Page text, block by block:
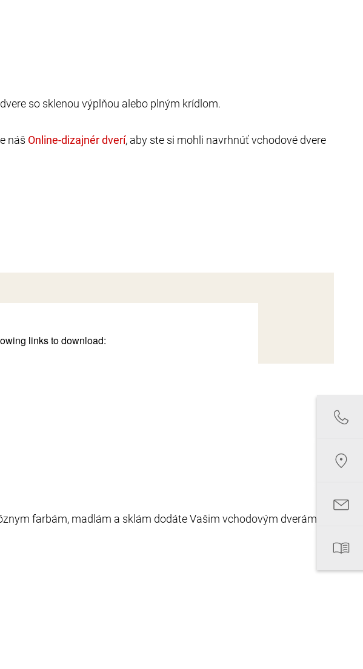
so sklenou výplňou alebo plným krídlom.
náš
, aby ste si mohli navrhnúť vchodové dvere
farbám, madlám a sklám dodáte Vašim vchodovým dverám